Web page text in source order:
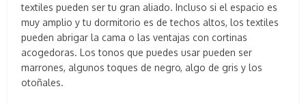
textiles pueden ser tu gran aliado. Incluso si el espacio es
muy amplio y tu dormitorio es de techos altos, los textiles
pueden abrigar la cama o las ventajas con cortinas
acogedoras. Los tonos que puedes usar pueden ser
marrones, algunos toques de negro, algo de gris y los
otoñales.